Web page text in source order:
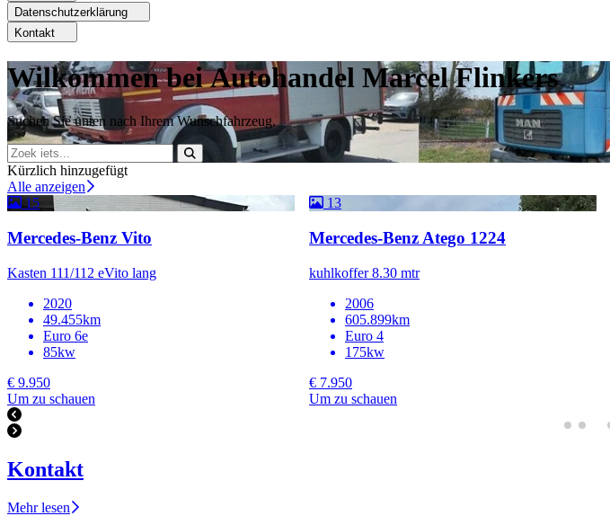
Datenschutzerklärung
Kontakt
Wilkommen bei Autohandel Marcel Flinkers
Suchen Sie unten nach Ihrem Wunschfahrzeug.
Kürzlich hinzugefügt
Alle anzeigen
15
Mercedes-Benz Vito
Kasten 111/112 eVito lang
2020
49.455km
Euro 6e
85kw
€ 9.950
Um zu schauen
13
Mercedes-Benz Atego 1224
kuhlkoffer 8.30 mtr
2006
605.899km
Euro 4
175kw
€ 7.950
Um zu schauen
Kontakt
Mehr lesen